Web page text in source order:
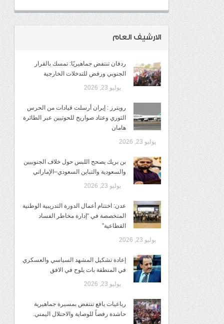
الارشيف العام
ردفان تنتفض جماهيريًا: تمسك بالقرار
الجنوبي ورفض للتدخلات الخارجية
يوليو 23, 2026
رويترز : إيران أرسلت قيادات من الحرس
الثوري وعتاد صواريخ للحوثيين عبر الطائرة
هامان
يوليو 23, 2026
بن بريك يصحح اللبس حول خلاف الجنوبيين
والسعودية والتباين السعودي–الإماراتي
يوليو 23, 2026
عدن: اختتام أعمال الدورة التدريبية الوطنية
المتخصصة في “إدارة مخاطر الفساد
القطاعية”
يوليو 23, 2026
إعادة تشكيل المشهد السياسي والعسكري
في المنطقة بات يلوح في الافق
يوليو 23, 2026
رباعيات يافع تنتفض بمسيرة جماهيرية
حاشدة رفضاً للوصاية والاحتلال اليمني.